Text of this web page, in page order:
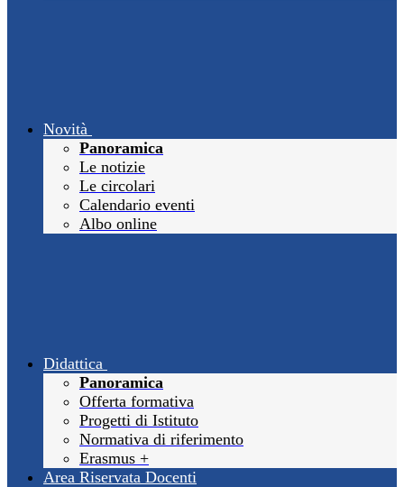
Novità
Panoramica
Le notizie
Le circolari
Calendario eventi
Albo online
Didattica
Panoramica
Offerta formativa
Progetti di Istituto
Normativa di riferimento
Erasmus +
Area Riservata Docenti